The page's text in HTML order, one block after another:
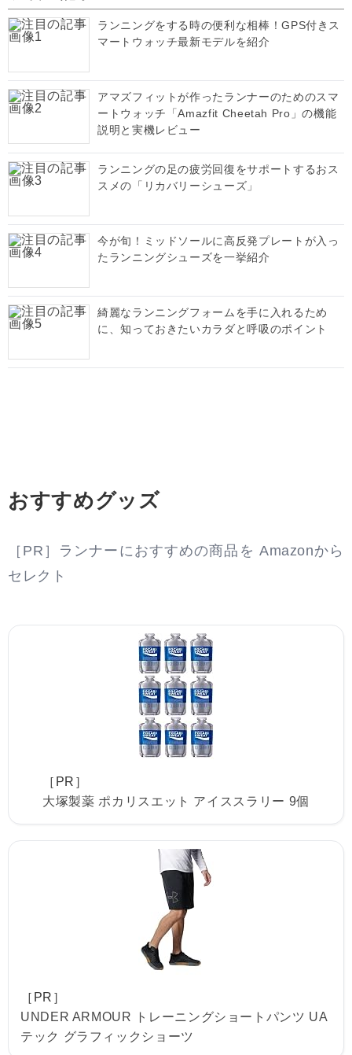
ランニングをする時の便利な相棒！GPS付きス
マートウォッチ最新モデルを紹介
アマズフィットが作ったランナーのためのスマ
ートウォッチ「Amazfit Cheetah Pro」の機能
説明と実機レビュー
ランニングの足の疲労回復をサポートするおス
スメの「リカバリーシューズ」
今が旬！ミッドソールに高反発プレートが入っ
たランニングシューズを一挙紹介
綺麗なランニングフォームを手に入れるため
に、知っておきたいカラダと呼吸のポイント
おすすめグッズ
［PR］ランナーにおすすめの商品を Amazonから
セレクト
［PR］
大塚製薬 ポカリスエット アイススラリー 9個
［PR］
UNDER ARMOUR トレーニングショートパンツ UA
テック グラフィックショーツ